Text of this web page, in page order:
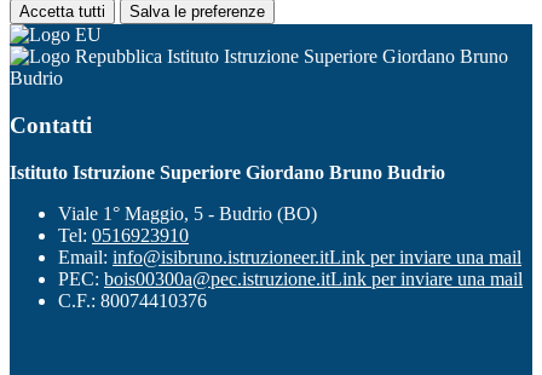
Accetta tutti Salva le preferenze
Istituto Istruzione Superiore Giordano Bruno
Budrio
Contatti
Istituto Istruzione Superiore Giordano Bruno Budrio
Viale 1° Maggio, 5 - Budrio (BO)
Tel: 0516923910
Email: info@isibruno.istruzioneer.itLink per inviare una mail
PEC: bois00300a@pec.istruzione.itLink per inviare una mail
C.F.: 80074410376